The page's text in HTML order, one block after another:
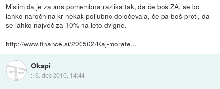
Mislim da je za ans pomembna razlika tak, da če boš ZA, se bo
lahko naročnina kr nekak poljubno določevala, če pa boš proti, da
se lahko največ za 10% na leto dvigne.
http://www.finance.si/296562/Kaj-morate...
Okapi
::6. dec 2010, 14:44